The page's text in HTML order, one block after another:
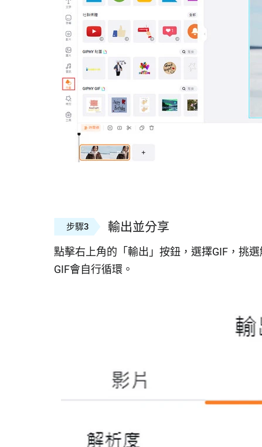
步驟3 輸出並分享
點擊右上角的「輸出」按鈕，選擇GIF，挑
GIF會自行循環。